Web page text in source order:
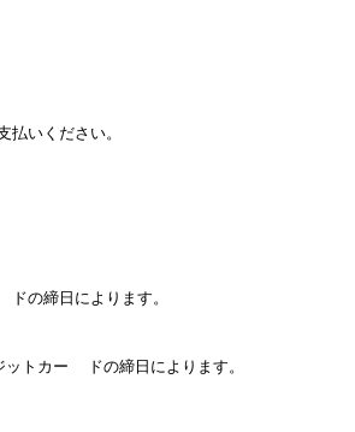
いください。
締日によります。
カー ドの締日によります。